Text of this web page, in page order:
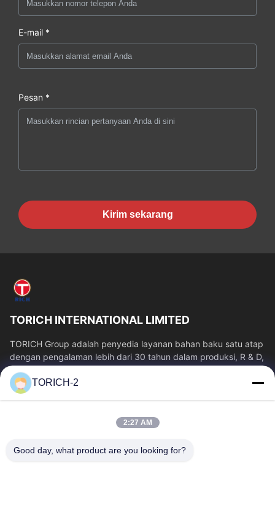
E-mail *
Pesan *
Kirim sekarang
TORICH INTERNATIONAL LIMITED
TORICH Group adalah penyedia layanan bahan baku satu atap
dengan pengalaman lebih dari 30 tahun dalam produksi, R & D,
perdagangan, penyimpanan,...
Tautan Cepat
Tentang Kita
Wisata Pabrik
Kontrol Kualitas
TORICH-2
2:27 AM
Good day, what product are you looking for?